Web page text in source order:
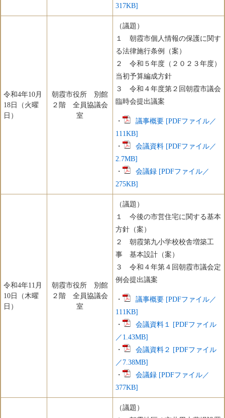
317KB]
令和4年10月
18日（火曜
日）
朝霞市役所 別館
２階 全員協議会
室
（議題）
１ 朝霞市個人情報の保護に関す
る法律施行条例（案）
２ 令和５年度（２０２３年度）
当初予算編成方針
３ 令和４年度第２回朝霞市議会
臨時会提出議案
・
議事概要 [PDFファイル／
111KB]
・
会議資料 [PDFファイル／
2.7MB]
・
会議録 [PDFファイル／
275KB]
令和4年11月
10日（木曜
日）
朝霞市役所 別館
２階 全員協議会
室
（議題）
１ 今後の市営住宅に関する基本
方針（案）
２ 朝霞第九小学校校舎増築工
事 基本設計（案）
３ 令和４年第４回朝霞市議会定
例会提出議案
・
議事概要 [PDFファイル／
111KB]
・
会議資料１ [PDFファイル
／1.43MB]
・
会議資料２ [PDFファイル
／7.38MB]
・
会議録 [PDFファイル／
377KB]
（議題）